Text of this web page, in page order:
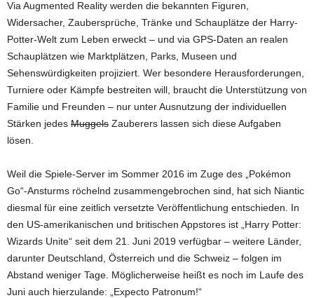
Via Augmented Reality werden die bekannten Figuren,
Widersacher, Zaubersprüche, Tränke und Schauplätze der Harry-
Potter-Welt zum Leben erweckt – und via GPS-Daten an realen
Schauplätzen wie Marktplätzen, Parks, Museen und
Sehenswürdigkeiten projiziert. Wer besondere Herausforderungen,
Turniere oder Kämpfe bestreiten will, braucht die Unterstützung von
Familie und Freunden – nur unter Ausnutzung der individuellen
Stärken jedes Muggels Zauberers lassen sich diese Aufgaben
lösen.
Weil die Spiele-Server im Sommer 2016 im Zuge des „Pokémon
Go“-Ansturms röchelnd zusammengebrochen sind, hat sich Niantic
diesmal für eine zeitlich versetzte Veröffentlichung entschieden. In
den US-amerikanischen und britischen Appstores ist „Harry Potter:
Wizards Unite“ seit dem 21. Juni 2019 verfügbar – weitere Länder,
darunter Deutschland, Österreich und die Schweiz – folgen im
Abstand weniger Tage. Möglicherweise heißt es noch im Laufe des
Juni auch hierzulande: „Expecto Patronum!“